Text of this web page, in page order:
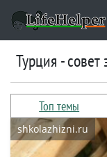
Турция - совет
Топ темы
shkolazhizni.ru